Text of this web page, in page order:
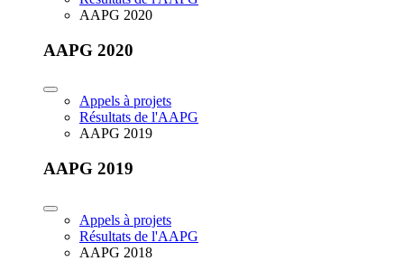
AAPG 2020
AAPG 2020
Appels à projets
Résultats de l'AAPG
AAPG 2019
AAPG 2019
Appels à projets
Résultats de l'AAPG
AAPG 2018